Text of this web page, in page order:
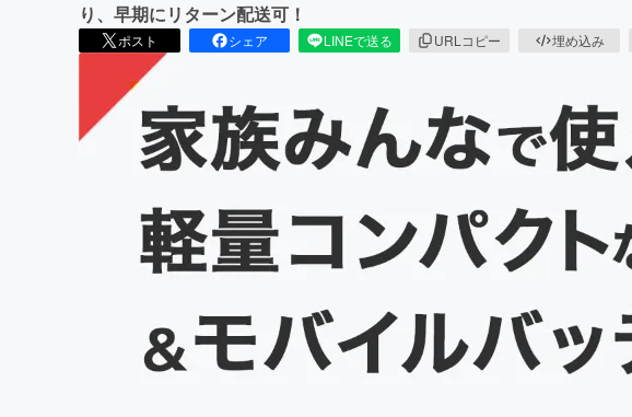
り、早期にリターン配送可！
ポスト シェア LINEで送る URLコピー 埋め込み